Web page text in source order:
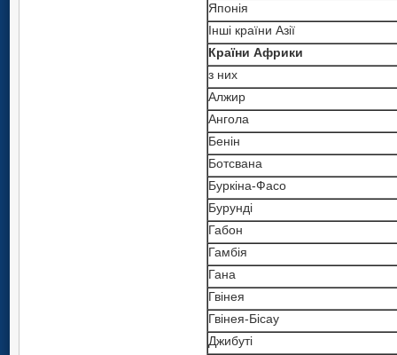
Японія
Інші країни Азії
Країни Африки
з них
Алжир
Ангола
Бенін
Ботсвана
Буркіна-Фасо
Бурунді
Габон
Гамбія
Гана
Гвінея
Гвінея-Бісау
Джибуті